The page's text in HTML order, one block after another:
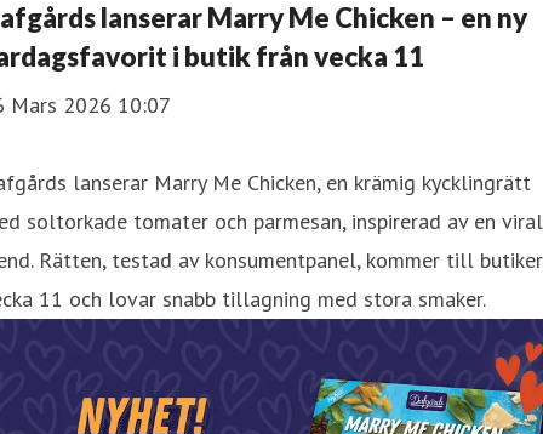
lanserar Marry Me Chicken – en ny
i butik från vecka 11
Mars 2026 10:07
lanserar Marry Me Chicken, en krämig kycklingrätt
soltorkade tomater och parmesan, inspirerad av en viral
Rätten, testad av konsumentpanel, kommer till butiker
11 och lovar snabb tillagning med stora smaker.